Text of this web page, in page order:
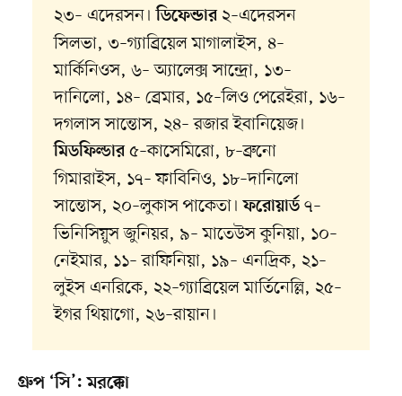
২৩– এদেরসন।ডিফেন্ডার২–এদেরসন
সিলভা, ৩–গ্যাব্রিয়েল মাগালাইস, ৪–
মার্কিনিওস, ৬– অ্যালেক্স সান্দ্রো, ১৩–
দানিলো, ১৪– ব্রেমার, ১৫–লিও পেরেইরা, ১৬–
দগলাস সান্তোস, ২৪– রজার ইবানিয়েজ।
মিডফিল্ডার৫–কাসেমিরো, ৮–ব্রুনো
গিমারাইস, ১৭– ফাবিনিও, ১৮–দানিলো
সান্তোস, ২০–লুকাস পাকেতা।ফরোয়ার্ড৭–
ভিনিসিয়ুস জুনিয়র, ৯– মাতেউস কুনিয়া, ১০–
নেইমার, ১১– রাফিনিয়া, ১৯– এনদ্রিক, ২১–
লুইস এনরিকে, ২২–গ্যাব্রিয়েল মার্তিনেল্লি, ২৫–
ইগর থিয়াগো, ২৬–রায়ান।
গ্রুপ ‘সি’: মরক্কো